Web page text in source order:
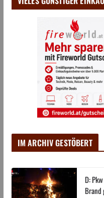
IM ARCHIV GESTÖBERT
D:
Brand